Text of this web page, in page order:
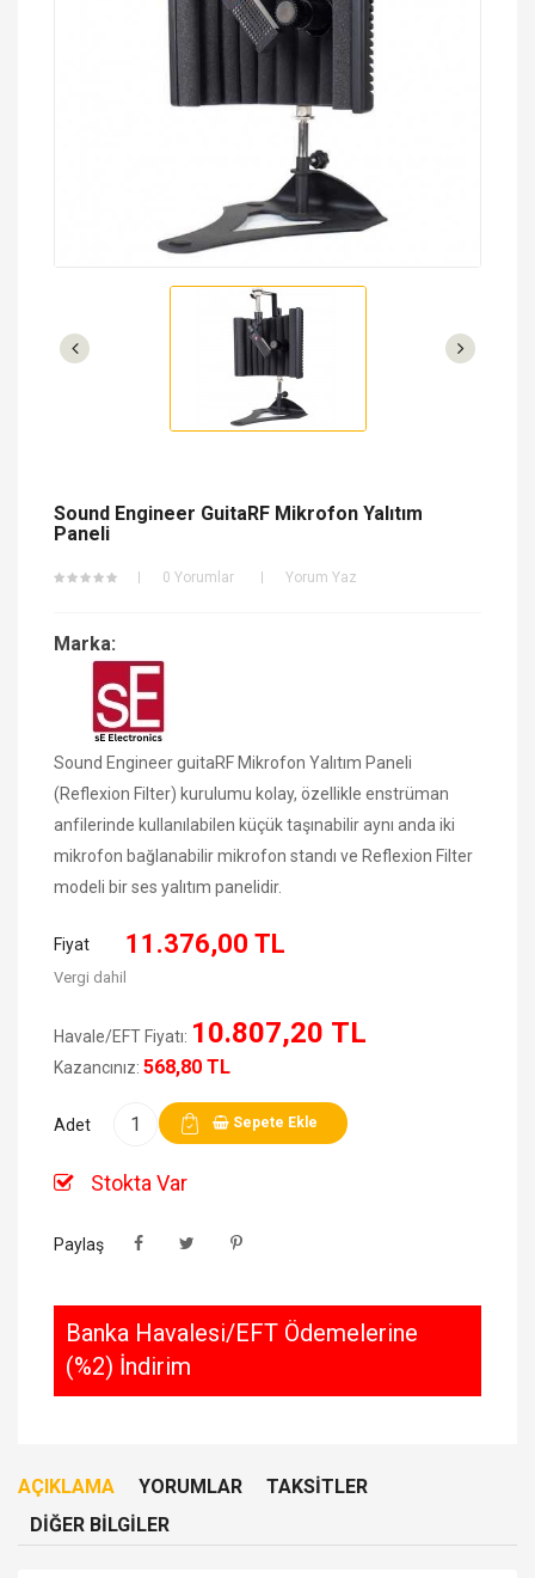
Sound Engineer GuitaRF Mikrofon Yalıtım
Paneli
0 Yorumlar Yorum Yaz
Marka:
Sound Engineer guitaRF Mikrofon Yalıtım Paneli
(Reflexion Filter) kurulumu kolay, özellikle enstrüman
anfilerinde kullanılabilen küçük taşınabiliraynı anda iki
mikrofon bağlanabilir mikrofon standı ve Reflexion Filter
modeli bir ses yalıtım panelidir.
Fiyat 11.376,00 TL
Vergi dahil
Havale/EFT Fiyatı: 10.807,20 TL
Kazancınız: 568,80 TL
Adet Sepete Ekle
Stokta Var
Paylaş
Banka Havalesi/EFT Ödemelerine
(%2) İndirim
AÇIKLAMA YORUMLAR
TAKSITLER
DIĞER BILGILER